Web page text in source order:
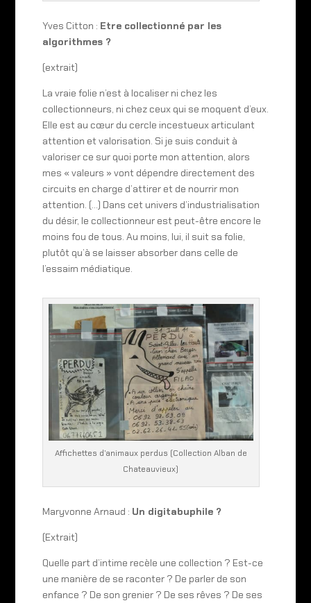
Yves Citton : Etre collectionné par les
algorithmes ?
(extrait)
La vraie folie n’est à localiser ni chez les
collectionneurs, ni chez ceux qui se moquent d’eux.
Elle est au cœur du cercle incestueux articulant
attention et valorisation. Si je suis conduit à
valoriser ce sur quoi porte mon attention, alors
mes « valeurs » vont dépendre directement des
circuits en charge d’attirer et de nourrir mon
attention. (…) Dans cet univers d’industrialisation
du désir, le collectionneur est peut-être encore le
moins fou de tous. Au moins, lui, il suit sa folie,
plutôt qu’à se laisser absorber dans celle de
l’essaim médiatique.
Affichettes d’animaux perdus (Collection Alban de
Chateauvieux)
Maryvonne Arnaud : Un digitabuphile ?
(Extrait)
Quelle part d’intime recèle une collection ? Est-ce
une manière de se raconter ? De parler de son
enfance ? De son grenier ? De ses rêves ? De ses